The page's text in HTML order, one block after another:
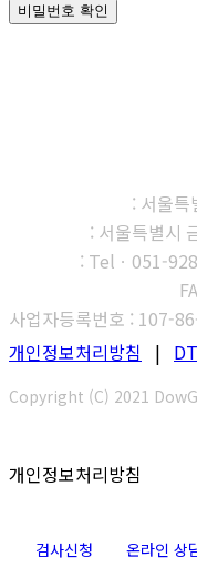
비밀번호 확인
: 서울
: 서울특별시
: Telㆍ051-
사업자등록번호 : 107-
개인정보처리방침 |
Copyright (C) 2021
개인정보처리방침
검사신청 온라인 상